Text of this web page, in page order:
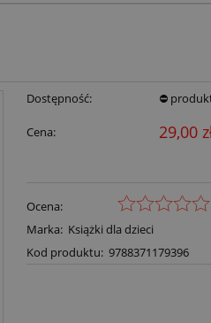
Dostępność: ⛔
Cena: 29,00
Ocena:
Marka: Książki dla dzieci
Kod produktu: 9788371179396